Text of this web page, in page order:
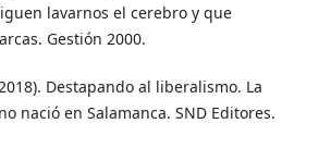
lavarnos el cerebro y que
Gestión 2000.
Destapando al liberalismo. La
nació en Salamanca. SND Editores.